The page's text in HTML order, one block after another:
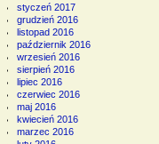
styczeń 2017
grudzień 2016
listopad 2016
październik 2016
wrzesień 2016
sierpień 2016
lipiec 2016
czerwiec 2016
maj 2016
kwiecień 2016
marzec 2016